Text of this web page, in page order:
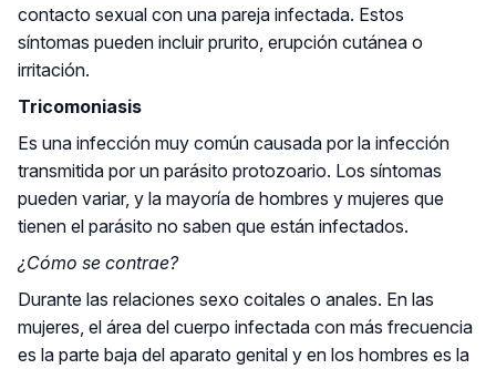
contacto sexual con una pareja infectada. Estos
síntomas pueden incluir prurito, erupción cutánea o
irritación.
Tricomoniasis
Es una infección muy común causada por la infección
transmitida por un parásito protozoario. Los síntomas
pueden variar, y la mayoría de hombres y mujeres que
tienen el parásito no saben que están infectados.
¿Cómo se contrae?
Durante las relaciones sexo coitales o anales. En las
mujeres, el área del cuerpo infectada con más frecuencia
es la parte baja del aparato genital y en los hombres es la